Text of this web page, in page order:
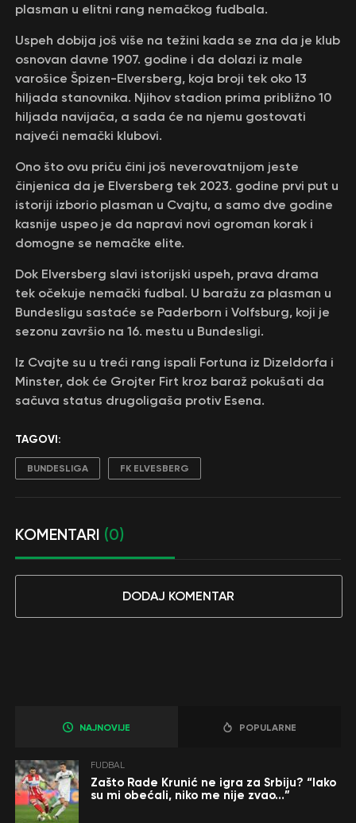
plasman u elitni rang nemačkog fudbala.
Uspeh dobija još više na težini kada se zna da je klub
osnovan davne 1907. godine i da dolazi iz male
varošice Špizen-Elversberg, koja broji tek oko 13
hiljada stanovnika. Njihov stadion prima približno 10
hiljada navijača, a sada će na njemu gostovati
najveći nemački klubovi.
Ono što ovu priču čini još neverovatnijom jeste
činjenica da je Elversberg tek 2023. godine prvi put u
istoriji izborio plasman u Cvajtu, a samo dve godine
kasnije uspeo je da napravi novi ogroman korak i
domogne se nemačke elite.
Dok Elversberg slavi istorijski uspeh, prava drama
tek očekuje nemački fudbal. U baražu za plasman u
Bundesligu sastaće se Paderborn i Volfsburg, koji je
sezonu završio na 16. mestu u Bundesligi.
Iz Cvajte su u treći rang ispali Fortuna iz Dizeldorfa i
Minster, dok će Grojter Firt kroz baraž pokušati da
sačuva status drugoligaša protiv Esena.
TAGOVI:
BUNDESLIGA FK ELVESBERG
KOMENTARI (0)
DODAJ KOMENTAR
NAJNOVIJE POPULARNE
FUDBAL
Zašto Rade Krunić ne igra za Srbiju? “Iako
su mi obećali, niko me nije zvao…”